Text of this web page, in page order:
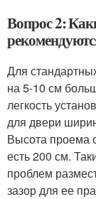
Вопрос 2:
Для
на 5-10 см
легкость
для двери
Высота проема
есть 200 см.
проблем
зазор для ее